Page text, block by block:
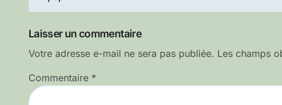
de
l’article
Laisser un commentaire
Votre adresse e-mail ne sera pas publiée. Les champs
Commentaire *